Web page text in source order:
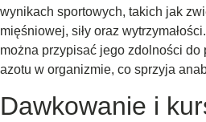
wynikach sportowych, takich jak
mięśniowej, siły oraz
można przypisać jego zdolności do
azotu w organizmie, co sprzyja
Dawkowanie i